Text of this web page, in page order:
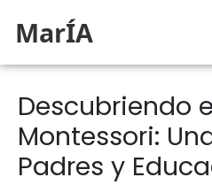
MarÍA
Descubriendo
Montessori:
Padres y